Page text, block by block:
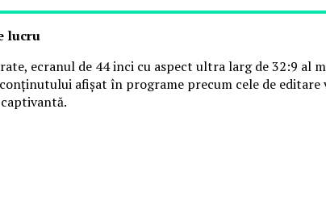
lucru
ecranul de 44 inci cu aspect ultra larg de 32:9
afișat în programe precum cele de